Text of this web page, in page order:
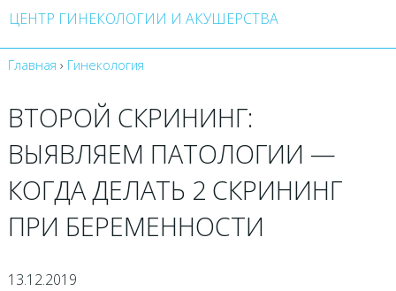
ЦЕНТР ГИНЕКОЛОГИИ И АКУШЕРСТВА
Главная › Гинекология
ВТОРОЙ СКРИНИНГ:
ВЫЯВЛЯЕМ ПАТОЛОГИИ —
КОГДА ДЕЛАТЬ 2 СКРИНИНГ
ПРИ БЕРЕМЕННОСТИ
13.12.2019